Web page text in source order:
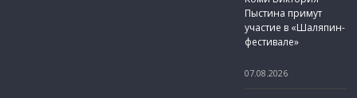
Пыстина примут
участие в «Шаляпин-
фестивале»
07.08.2026